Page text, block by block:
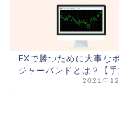
FXで勝つために大事な
ジャーバンドとは？【手
2021年12